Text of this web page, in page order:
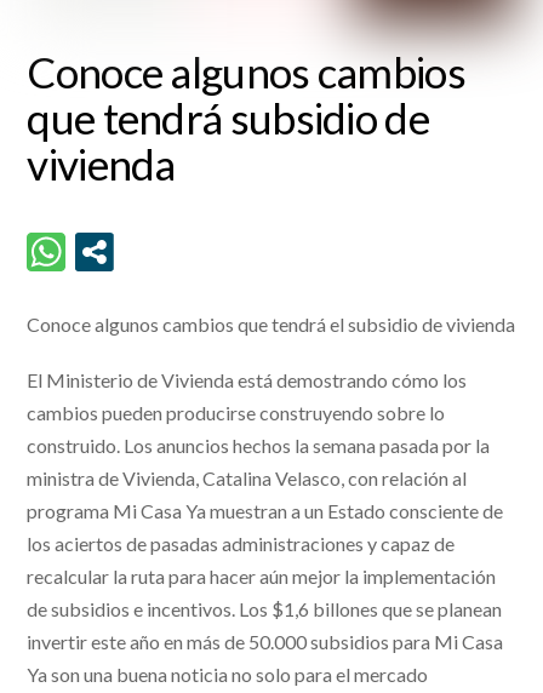
Conoce algunos cambios
que tendrá subsidio de
vivienda
Conoce algunos cambios que tendrá el subsidio de vivienda
El Ministerio de Vivienda está demostrando cómo los
cambios pueden producirse construyendo sobre lo
construido. Los anuncios hechos la semana pasada por la
ministra de Vivienda, Catalina Velasco, con relación al
programa Mi Casa Ya muestran a un Estado consciente de
los aciertos de pasadas administraciones y capaz de
recalcular la ruta para hacer aún mejor la implementación
de subsidios e incentivos. Los $1,6 billones que se planean
invertir este año en más de 50.000 subsidios para Mi Casa
Ya son una buena noticia no solo para el mercado